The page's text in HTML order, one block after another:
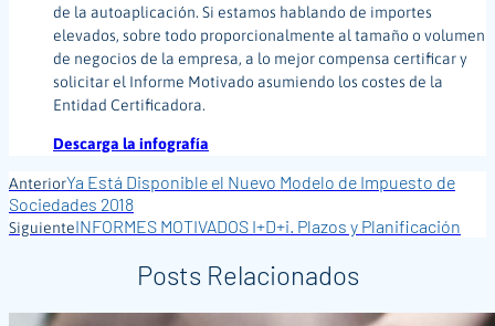
de la autoaplicación. Si estamos hablando de importes
elevados, sobre todo proporcionalmente al tamaño o volumen
de negocios de la empresa, a lo mejor compensa certificar y
solicitar el Informe Motivado asumiendo los costes de la
Entidad Certificadora.
Descarga la infografía
AnteriorYa Está Disponible el Nuevo Modelo de Impuesto de
Sociedades 2018
SiguienteINFORMES MOTIVADOS I+D+i. Plazos y Planificación
Posts Relacionados